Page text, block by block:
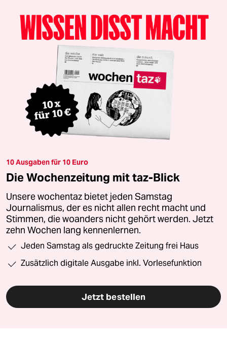
10 Ausgaben für 10 Euro
Die Wochenzeitung mit taz-Blick
Unsere wochentaz bietet jeden Samstag
Journalismus, der es nicht allen recht macht und
Stimmen, die woanders nicht gehört werden. Jetzt
zehn Wochen lang kennenlernen.
Jeden Samstag als gedruckte Zeitung frei Haus
Zusätzlich digitale Ausgabe inkl. Vorlesefunktion
Jetzt bestellen